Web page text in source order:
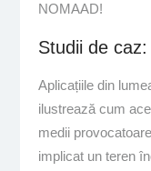
NOMAAD!
Studii de
Aplicațiile din
ilustrează cum
medii
implicat un teren